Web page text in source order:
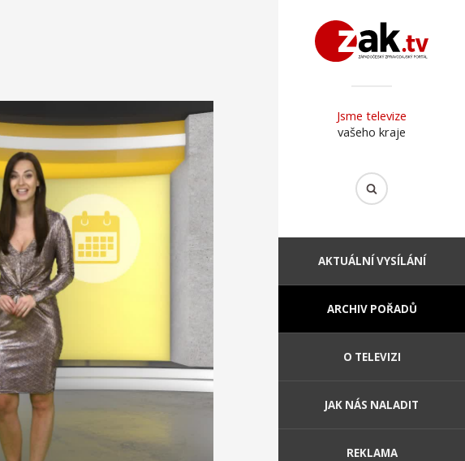
Jsme televize
vašeho kraje
AKTUÁLNÍ VYSÍLÁNÍ
ARCHIV POŘADŮ
O TELEVIZI
JAK NÁS NALADIT
REKLAMA